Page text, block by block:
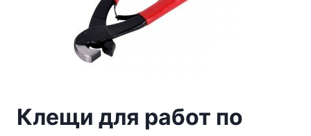
Клещи для работ по